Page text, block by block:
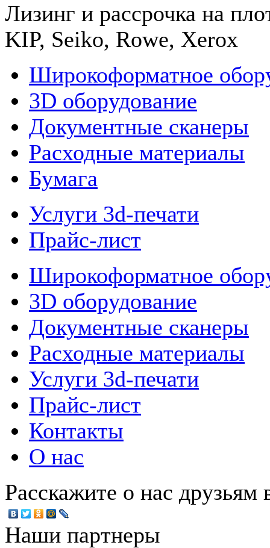
Лизинг и рассрочка на
KIP, Seiko, Rowe, Xerox
Широкоформатное
3D оборудование
Документные сканеры
Расходные материалы
Бумага
Услуги 3d-печати
Прайс-лист
Широкоформатное
3D оборудование
Документные сканеры
Расходные материалы
Услуги 3d-печати
Прайс-лист
Контакты
О нас
Расскажите о нас друзьям
Наши партнеры